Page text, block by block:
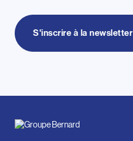
S'inscrire à la newsletter